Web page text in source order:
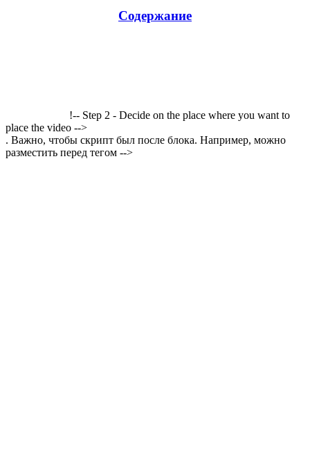
Содержание
!-- Step 2 - Decide on the place where you want to
place the video -->
. Важно, чтобы скрипт был после блока. Например, можно
разместить перед тегом -->